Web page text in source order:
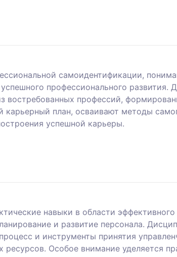
самоидентификации,
профессионального развития.
востребованных профессий,
карьерный план, осваивают методы
успешной карьеры.
навыки в области
и развитие персонала.
и инструменты принятия
ресурсов. Особое внимание уделяется